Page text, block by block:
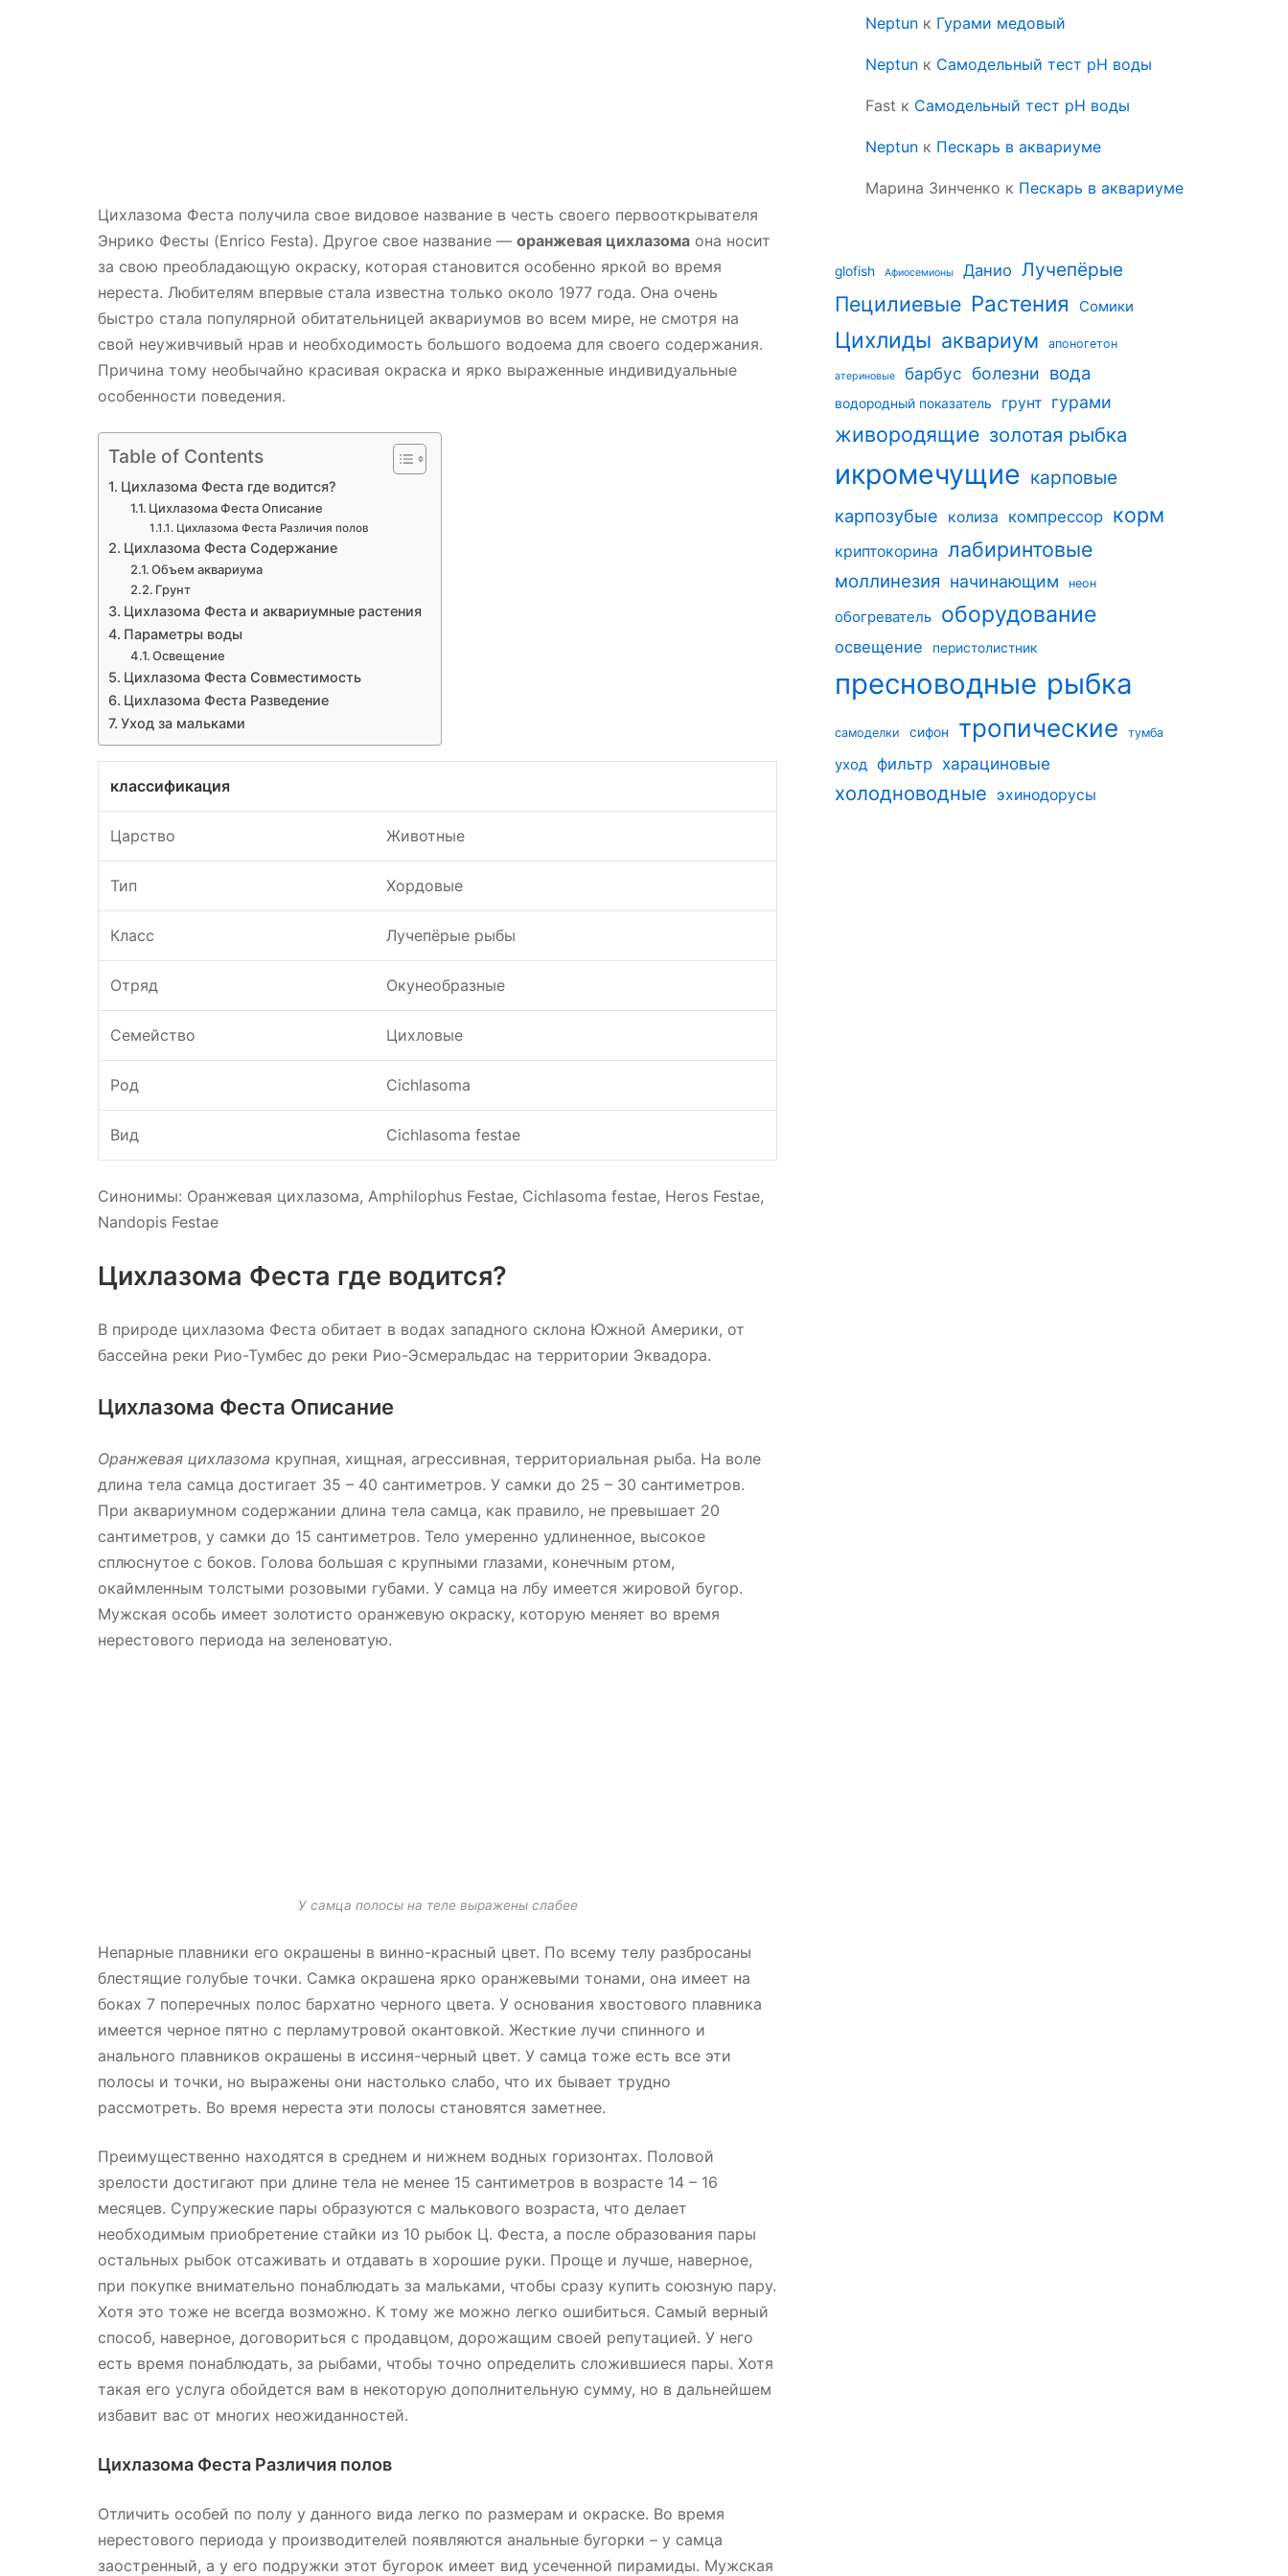
Цихлазома Феста получила свое видовое название в честь своего первооткрывателя
Энрико Фесты (Enrico Festa). Другое свое название — оранжевая цихлазома она носит
за свою преобладающую окраску, которая становится особенно яркой во время
нереста. Любителям впервые стала известна только около 1977 года. Она очень
быстро стала популярной обитательницей аквариумов во всем мире, не смотря на
свой неуживчивый нрав и необходимость большого водоема для своего содержания.
Причина тому необычайно красивая окраска и ярко выраженные индивидуальные
особенности поведения.
Table of Contents
Цихлазома Феста где водится?
Цихлазома Феста Описание
Цихлазома Феста Различия полов
Цихлазома Феста Содержание
Объем аквариума
Грунт
Цихлазома Феста и аквариумные растения
Параметры воды
Освещение
Цихлазома Феста Совместимость
Цихлазома Феста Разведение
Уход за мальками
классификация
Царство Животные
Тип Хордовые
Класс Лучепёрые рыбы
Отряд Окунеобразные
Семейство Цихловые
Род Cichlasoma
Вид Cichlasoma festae
Синонимы: Оранжевая цихлазома, Amphilophus Festae, Cichlasoma festae, Heros Festae,
Nandopis Festae
Цихлазома Феста где водится?
В природе цихлазома Феста обитает в водах западного склона Южной Америки, от
бассейна реки Рио-Тумбес до реки Рио-Эсмеральдас на территории Эквадора.
Цихлазома Феста Описание
Оранжевая цихлазома крупная, хищная, агрессивная, территориальная рыба. На воле
длина тела самца достигает 35 – 40 сантиметров. У самки до 25 – 30 сантиметров.
При аквариумном содержании длина тела самца, как правило, не превышает 20
сантиметров, у самки до 15 сантиметров. Тело умеренно удлиненное, высокое
сплюснутое с боков. Голова большая с крупными глазами, конечным ртом,
окаймленным толстыми розовыми губами. У самца на лбу имеется жировой бугор.
Мужская особь имеет золотисто оранжевую окраску, которую меняет во время
нерестового периода на зеленоватую.
У самца полосы на теле выражены слабее
Непарные плавники его окрашены в винно-красный цвет. По всему телу разбросаны
блестящие голубые точки. Самка окрашена ярко оранжевыми тонами, она имеет на
боках 7 поперечных полос бархатно черного цвета. У основания хвостового плавника
имеется черное пятно с перламутровой окантовкой. Жесткие лучи спинного и
анального плавников окрашены в иссиня-черный цвет. У самца тоже есть все эти
полосы и точки, но выражены они настолько слабо, что их бывает трудно
рассмотреть. Во время нереста эти полосы становятся заметнее.
Преимущественно находятся в среднем и нижнем водных горизонтах. Половой
зрелости достигают при длине тела не менее 15 сантиметров в возрасте 14 – 16
месяцев. Супружеские пары образуются с малькового возраста, что делает
необходимым приобретение стайки из 10 рыбок Ц. Феста, а после образования пары
остальных рыбок отсаживать и отдавать в хорошие руки. Проще и лучше, наверное,
при покупке внимательно понаблюдать за мальками, чтобы сразу купить союзную пару.
Хотя это тоже не всегда возможно. К тому же можно легко ошибиться. Самый верный
способ, наверное, договориться с продавцом, дорожащим своей репутацией. У него
есть время понаблюдать, за рыбами, чтобы точно определить сложившиеся пары. Хотя
такая его услуга обойдется вам в некоторую дополнительную сумму, но в дальнейшем
избавит вас от многих неожиданностей.
Цихлазома Феста Различия полов
Отличить особей по полу у данного вида легко по размерам и окраске. Во время
нерестового периода у производителей появляются анальные бугорки – у самца
заостренный, а у его подружки этот бугорок имеет вид усеченной пирамиды. Мужская
Neptun к Гурами медовый
Neptun к Самодельный тест pH воды
Fast к Самодельный тест pH воды
Neptun к Пескарь в аквариуме
Марина Зинченко к Пескарь в аквариуме
glofish Афиосемионы Данио Лучепёрые
Пецилиевые Растения Сомики
Цихлиды аквариум апоногетон
атериновые барбус болезни вода
водородный показатель грунт гурами
живородящие золотая рыбка
икромечущие карповые
карпозубые колиза компрессор корм
криптокорина лабиринтовые
моллинезия начинающим неон
обогреватель оборудование
освещение перистолистник
пресноводные рыбка
самоделки сифон тропические тумба
уход фильтр харациновые
холодноводные эхинодорусы